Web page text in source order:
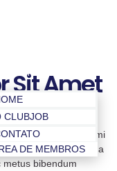
DE MEMBROS
CLUBJOB
DE MEMBROS
Sit Amet
elit. Quisque
In id cursus mi
aenean sed diam urna
metus bibendum